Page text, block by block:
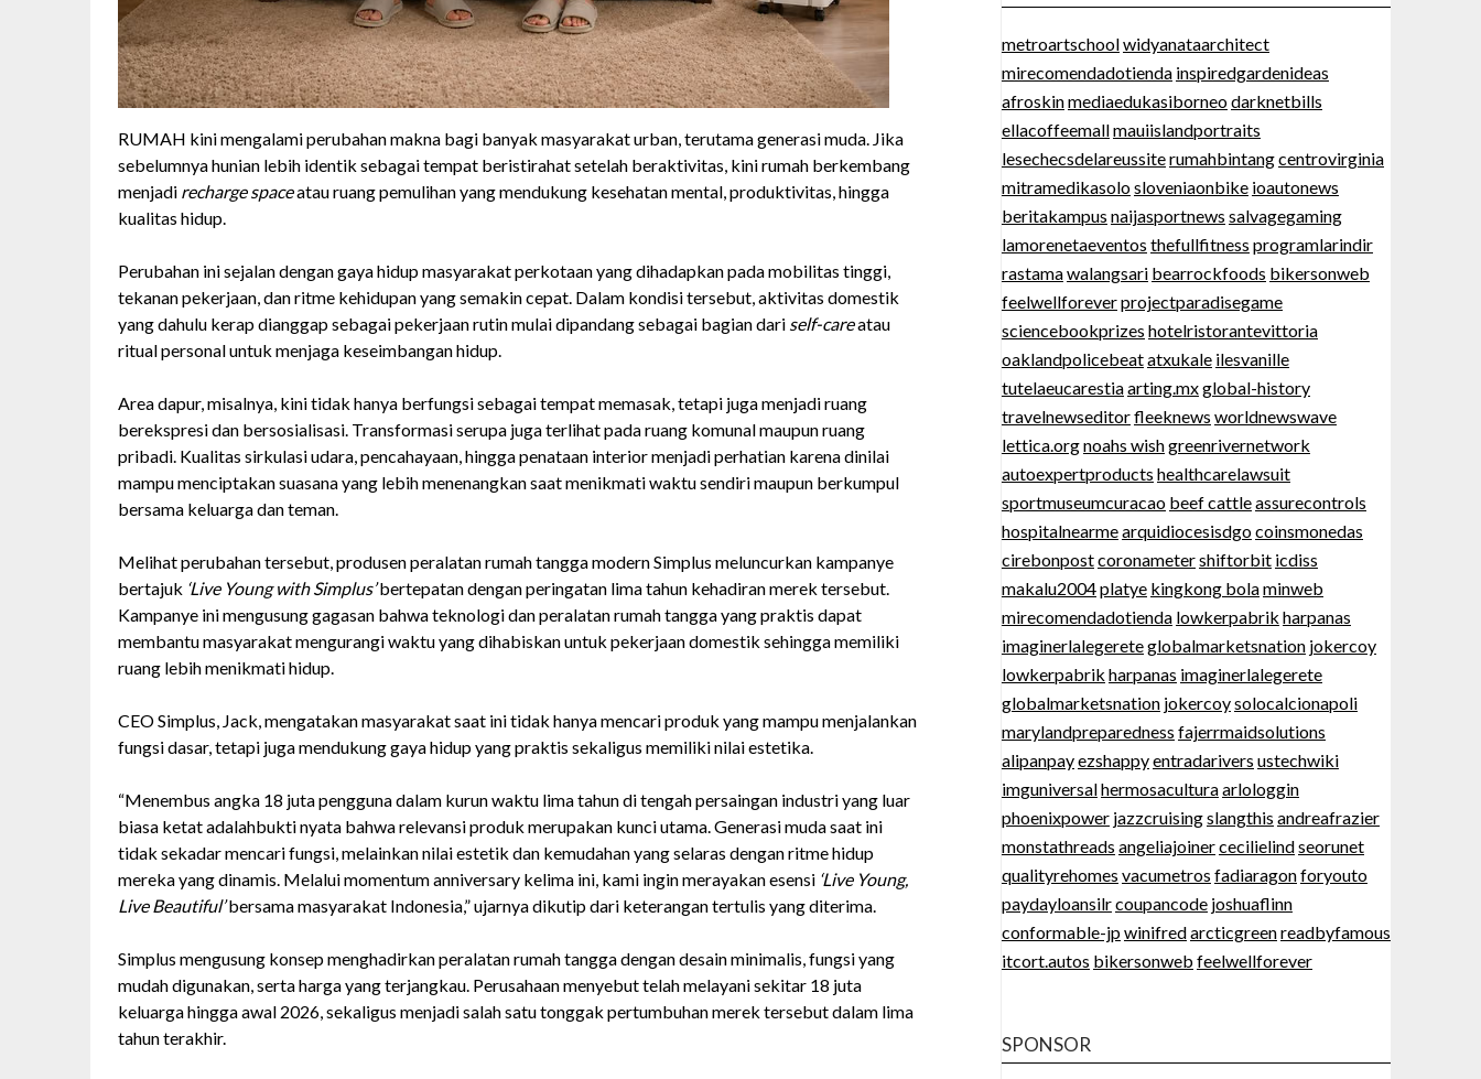
RUMAH kini mengalami perubahan makna bagi banyak masyarakat urban, terutama generasi muda. Jika
sebelumnya hunian lebih identik sebagai tempat beristirahat setelah beraktivitas, kini rumah berkembang
menjadi recharge spaceatau ruang pemulihan yang mendukung kesehatan mental, produktivitas, hingga
kualitas hidup.
Perubahan ini sejalan dengan gaya hidup masyarakat perkotaan yang dihadapkan pada mobilitas tinggi,
tekanan pekerjaan, dan ritme kehidupan yang semakin cepat. Dalam kondisi tersebut, aktivitas domestik
yang dahulu kerap dianggap sebagai pekerjaan rutin mulai dipandang sebagai bagian dari self-careatau
ritual personal untuk menjaga keseimbangan hidup.
Area dapur, misalnya, kini tidak hanya berfungsi sebagai tempat memasak, tetapi juga menjadi ruang
berekspresi dan bersosialisasi. Transformasi serupa juga terlihat pada ruang komunal maupun ruang
pribadi. Kualitas sirkulasi udara, pencahayaan, hingga penataan interior menjadi perhatian karena dinilai
mampu menciptakan suasana yang lebih menenangkan saat menikmati waktu sendiri maupun berkumpul
bersama keluarga dan teman.
Melihat perubahan tersebut, produsen peralatan rumah tangga modern Simplus meluncurkan kampanye
bertajuk ‘Live Young with Simplus’bertepatan dengan peringatan lima tahun kehadiran merek tersebut.
Kampanye ini mengusung gagasan bahwa teknologi dan peralatan rumah tangga yang praktis dapat
membantu masyarakat mengurangi waktu yang dihabiskan untuk pekerjaan domestik sehingga memiliki
ruang lebih menikmati hidup.
CEO Simplus, Jack, mengatakan masyarakat saat ini tidak hanya mencari produk yang mampu menjalankan
fungsi dasar, tetapi juga mendukung gaya hidup yang praktis sekaligus memiliki nilai estetika.
“Menembus angka 18 juta pengguna dalam kurun waktu lima tahun di tengah persaingan industri yang luar
biasa ketat adalahbukti nyata bahwa relevansi produk merupakan kunci utama. Generasi muda saat ini
tidak sekadar mencari fungsi, melainkan nilai estetik dan kemudahan yang selaras dengan ritme hidup
mereka yang dinamis. Melalui momentum anniversary kelima ini, kami ingin merayakan esensi ‘Live Young,
Live Beautiful’bersama masyarakat Indonesia,” ujarnya dikutip dari keterangan tertulis yang diterima.
Simplus mengusung konsep menghadirkan peralatan rumah tangga dengan desain minimalis, fungsi yang
mudah digunakan, serta harga yang terjangkau. Perusahaan menyebut telah melayani sekitar 18 juta
keluarga hingga awal 2026, sekaligus menjadi salah satu tonggak pertumbuhan merek tersebut dalam lima
tahun terakhir.
metroartschoolwidyanataarchitect
mirecomendadotienda inspiredgardenideas
afroskinmediaedukasiborneodarknetbills
ellacoffeemallmauiislandportraits
lesechecsdelareussiterumahbintangcentrovirginia
mitramedikasolosloveniaonbike ioautonews
beritakampus naijasportnews salvagegaming
lamorenetaeventos thefullfitness programlarindir
rastamawalangsari bearrockfoods bikersonweb
feelwellforeverprojectparadisegame
sciencebookprizes hotelristorantevittoria
oaklandpolicebeatatxukale ilesvanille
tutelaeucarestiaarting.mxglobal-history
travelnewseditorfleeknews worldnewswave
lettica.orgnoahs wishgreenrivernetwork
autoexpertproducts healthcarelawsuit
sportmuseumcuracao beef cattleassurecontrols
hospitalnearmearquidiocesisdgocoinsmonedas
cirebonpostcoronametershiftorbit icdiss
makalu2004platye kingkong bolaminweb
mirecomendadotienda lowkerpabrik harpanas
imaginerlalegereteglobalmarketsnation jokercoy
lowkerpabrik harpanas imaginerlalegerete
globalmarketsnation jokercoysolocalcionapoli
marylandpreparedness fajerrmaidsolutions
alipanpayezshappyentradarivers ustechwiki
imguniversalhermosaculturaarlologgin
phoenixpower jazzcruisingslangthis andreafrazier
monstathreads angeliajoinercecilielindseorunet
qualityrehomes vacumetros fadiaragonforyouto
paydayloansilrcoupancode joshuaflinn
conformable-jpwinifredarcticgreenreadbyfamous
itcort.autos bikersonweb feelwellforever
SPONSOR